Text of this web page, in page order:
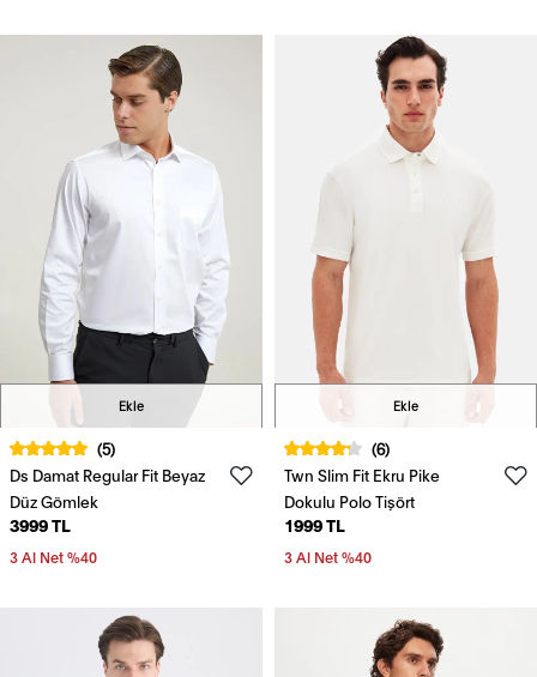
Ekle
(5)
Ds Damat Regular Fit Beyaz
Düz Gömlek
3999 TL
3 Al Net %40
Ekle
(6)
Twn Slim Fit Ekru Pike
Dokulu Polo Tişört
1999 TL
3 Al Net %40